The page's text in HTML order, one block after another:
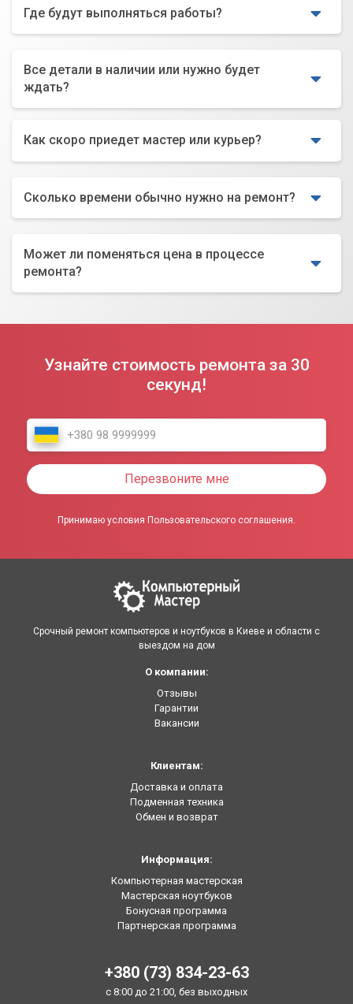
Где будут выполняться работы?
Все детали в наличии или нужно будет
ждать?
Как скоро приедет мастер или курьер?
Сколько времени обычно нужно на ремонт?
Может ли поменяться цена в процессе
ремонта?
Узнайте стоимость ремонта за 30
секунд!
Перезвоните мне
Принимаю условия Пользовательского соглашения.
Срочный ремонт компьютеров и ноутбуков в Киеве и области с
выездом на дом
О компании:
Отзывы
Гарантии
Вакансии
Клиентам:
Доставка и оплата
Подменная техника
Обмен и возврат
Информация:
Компьютерная мастерская
Мастерская ноутбуков
Бонусная программа
Партнерская программа
+380 (73) 834-23-63
с 8:00 до 21:00, без выходных